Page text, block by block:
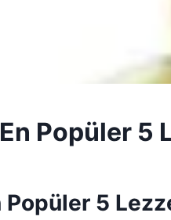
Popüler 5
5